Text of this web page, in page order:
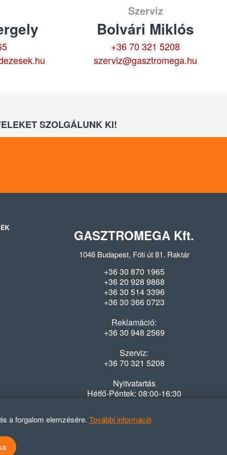
Szerviz
Bolvári Miklós
+36 70 321 5208
szerviz@gasztromega.hu
SZOLGÁLUNK KI!
GASZTROMEGA Kft.
1046 Budapest, Fóti út 81. Raktár
+36 30 870 1965
+36 20 928 9868
+36 30 514 3396
+36 30 366 0723
Reklamáció:
+36 30 948 2569
Szerviz:
+36 70 321 5208
Nyitvatartás
Hétfő-Péntek: 08:00-16:30
szabályzat
a forgalom elemzésére. További információ